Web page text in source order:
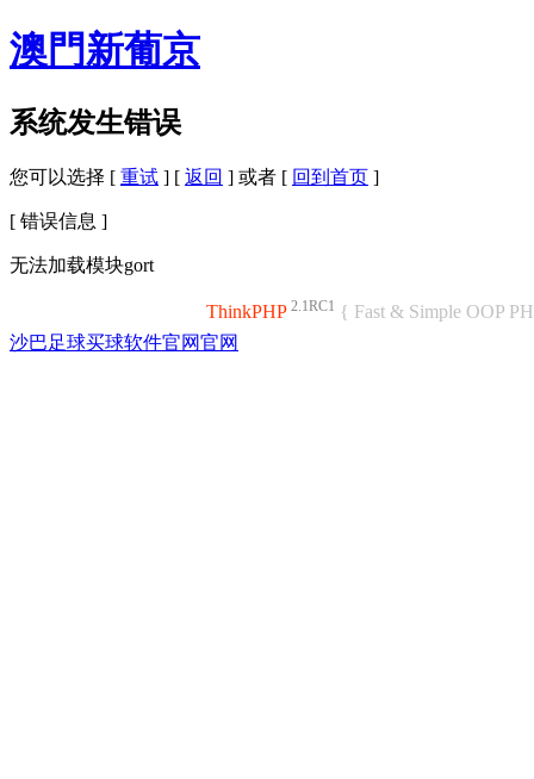
澳門新葡京
系统发生错误
您可以选择 [ 重试 ] [ 返回 ] 或者 [ 回到首页 ]
[ 错误信息 ]
无法加载模块gort
ThinkPHP 2.1RC1 { Fast & Simple OOP
沙巴足球买球软件官网官网